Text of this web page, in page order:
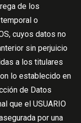
de los
o
cuyos datos no
sin perjuicio
a los titulares
lo establecido en
de Datos
que el USUARIO
por una